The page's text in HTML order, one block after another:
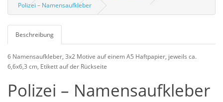
Polizei – Namensaufkleber
Beschreibung
6 Namensaufkleber, 3x2 Motive auf einem A5 Haftpapier, jeweils ca.
6,6x6,3 cm, Etikett auf der Rückseite
Polizei – Namensaufkleber